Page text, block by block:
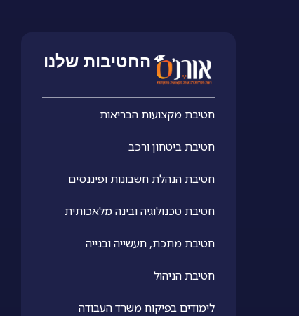
החטיבות שלנו
חטיבת מקצועות הבריאות
חטיבת ביטחון ורכב
חטיבת הנהלת חשבונות ופיננסים
חטיבת טכנולוגיה ובינה מלאכותית
חטיבת מתכת, תעשייה ובנייה
חטיבת הניהול
לימודים בפיקוח משרד העבודה